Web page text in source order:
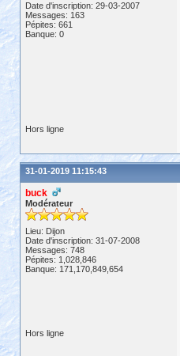
Date d'inscription: 29-03-2007
Messages: 163
Pépites: 661
Banque: 0
Hors ligne
31-01-2019 11:15:43
buck
Modérateur
Lieu: Dijon
Date d'inscription: 31-07-2008
Messages: 748
Pépites: 1,028,846
Banque: 171,170,849,654
Hors ligne